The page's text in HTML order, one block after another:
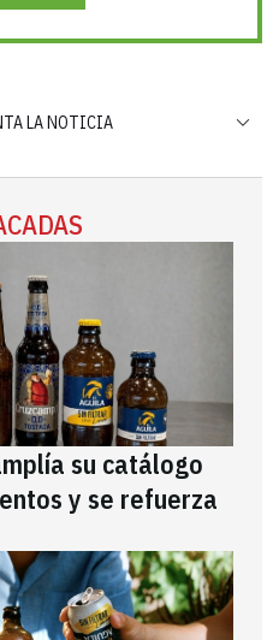
LA NOTICIA
su catálogo
y se refuerza